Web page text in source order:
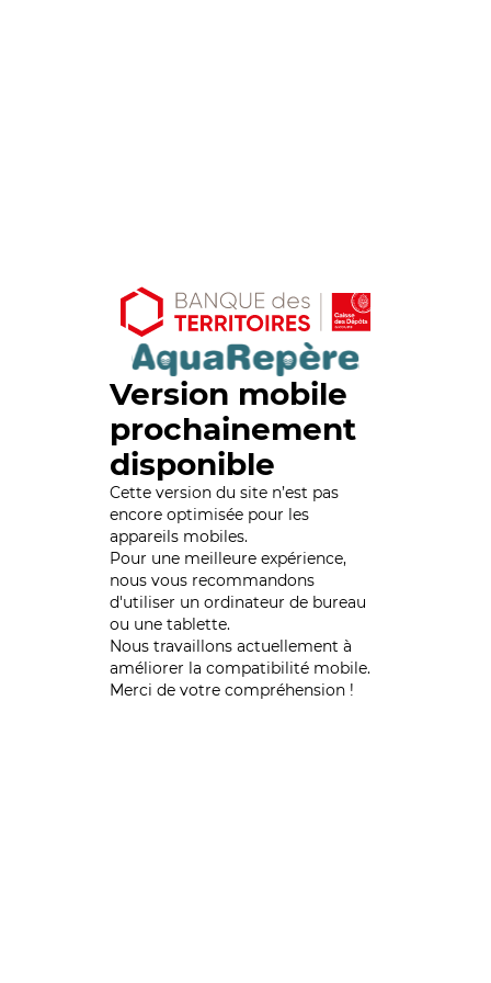
Version mobile
prochainement
disponible
Cette version du site n’est pas
encore optimisée pour les
appareils mobiles.
Pour une meilleure expérience,
nous vous recommandons
d'utiliser un ordinateur de bureau
ou une tablette.
Nous travaillons actuellement à
améliorer la compatibilité mobile.
Merci de votre compréhension !